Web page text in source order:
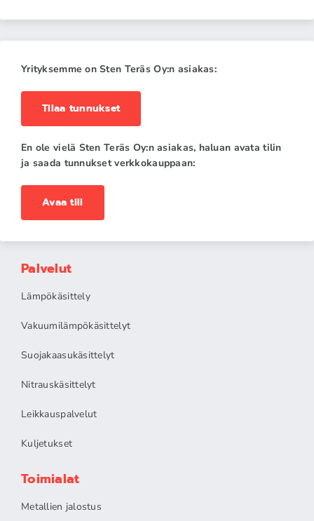
Yrityksemme on Sten Teräs Oy:n asiakas:
Tilaa tunnukset
En ole vielä Sten Teräs Oy:n asiakas, haluan avata tilin
ja saada tunnukset verkkokauppaan:
Avaa tili
Palvelut
Lämpökäsittely
Vakuumilämpökäsittelyt
Suojakaasukäsittelyt
Nitrauskäsittelyt
Leikkauspalvelut
Kuljetukset
Toimialat
Metallien jalostus